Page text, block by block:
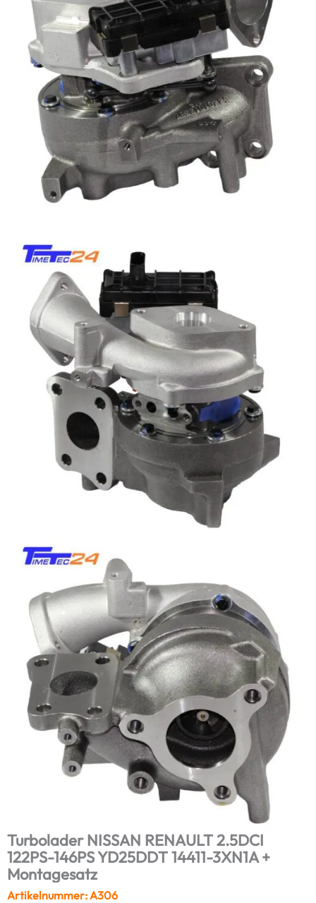
Turbolader NISSAN RENAULT 2.5DCI
122PS-146PS YD25DDT 14411-3XN1A +
Montagesatz
Artikelnummer: A306